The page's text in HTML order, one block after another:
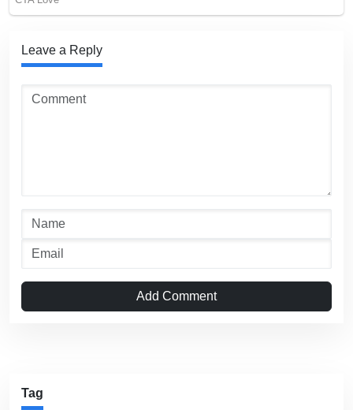
Leave a Reply
Add Comment
Tag